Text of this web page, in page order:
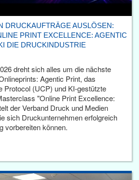
DRUCKAUFTRÄGE AUSLÖSEN:
PRINT EXCELLENCE: AGENTIC
DIE DRUCKINDUSTRIE
dreht sich alles um die nächste
Agentic Print, das
Protocol (UCP) und KI-gestützte
"Online Print Excellence:
der Verband Druck und Medien
sich Druckunternehmen erfolgreich
vorbereiten können.